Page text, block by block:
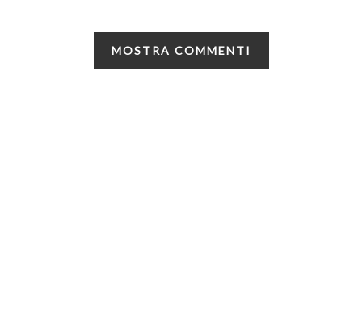
MOSTRA COMMENTI